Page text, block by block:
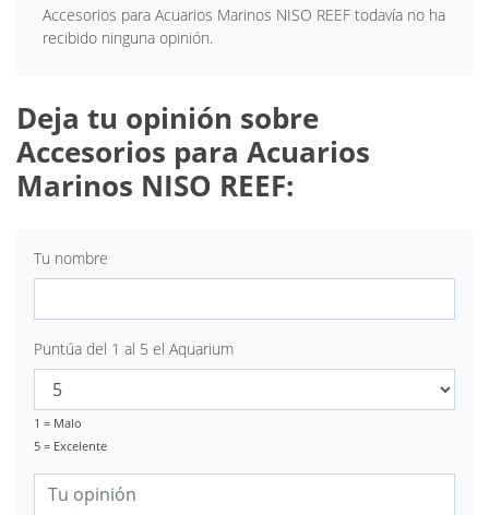
Accesorios para Acuarios Marinos NISO REEF todavía no ha
recibido ninguna opinión.
Deja tu opinión sobre
Accesorios para Acuarios
Marinos NISO REEF:
Tu nombre
Puntúa del 1 al 5 el Aquarium
1 = Malo
5 = Excelente